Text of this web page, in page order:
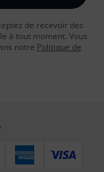
de recevoir des
à tout moment. Vous
notre Politique de